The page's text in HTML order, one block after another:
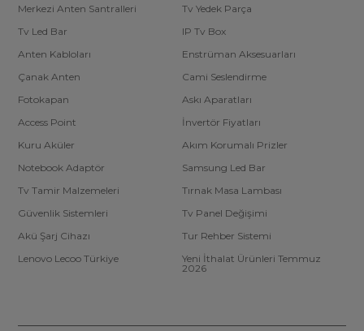
Merkezi Anten Santralleri
Tv Yedek Parça
Tv Led Bar
IP Tv Box
Anten Kabloları
Enstrüman Aksesuarları
Çanak Anten
Cami Seslendirme
Fotokapan
Askı Aparatları
Access Point
İnvertör Fiyatları
Kuru Aküler
Akım Korumalı Prizler
Notebook Adaptör
Samsung Led Bar
Tv Tamir Malzemeleri
Tırnak Masa Lambası
Güvenlik Sistemleri
Tv Panel Değişimi
Akü Şarj Cihazı
Tur Rehber Sistemi
Lenovo Lecoo Türkiye
Yeni İthalat Ürünleri Temmuz
2026